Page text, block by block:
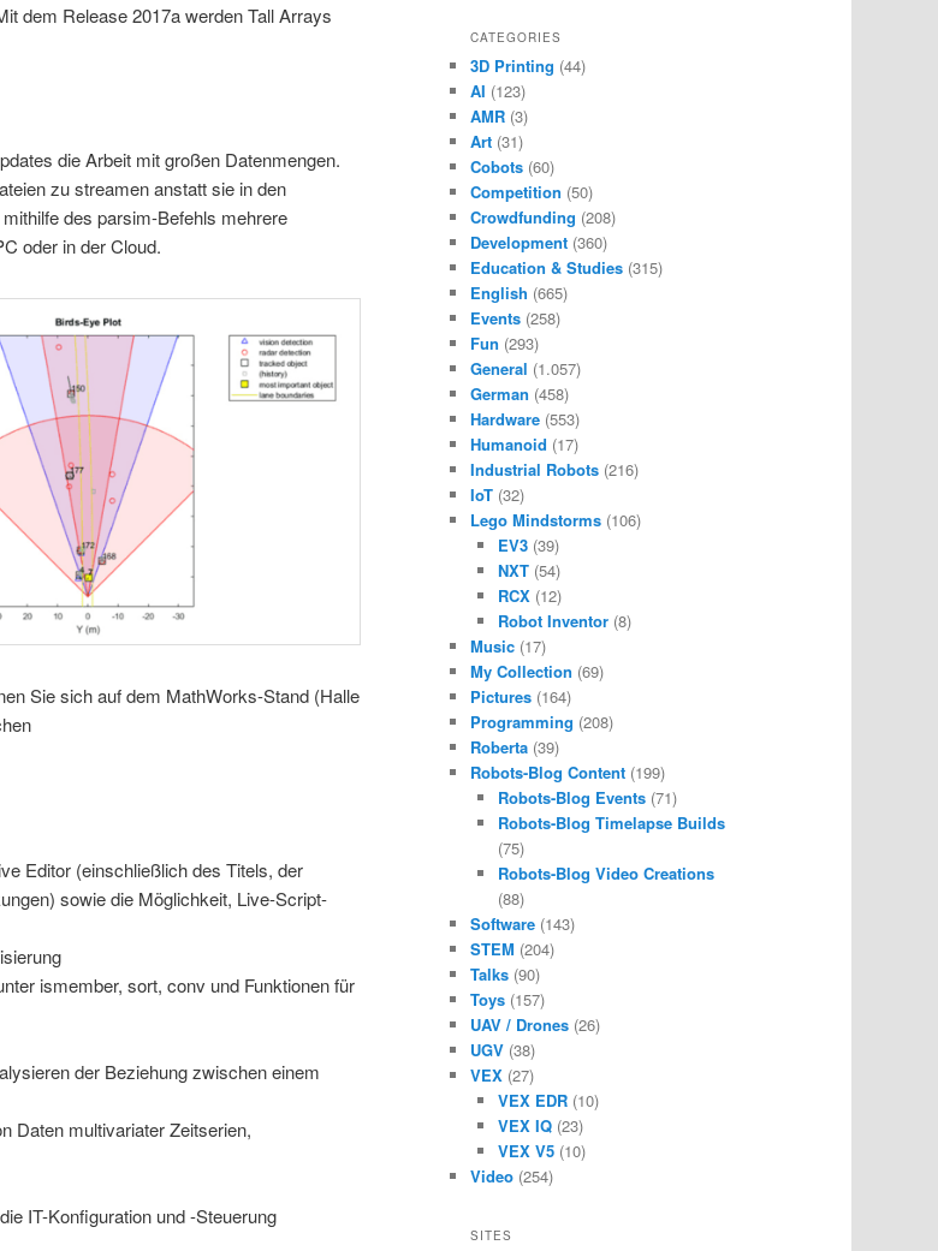
dem Release 2017a werden Tall Arrays
die Arbeit mit großen Datenmengen.
zu streamen anstatt sie in den
des parsim-Befehls mehrere
oder in der Cloud.
Sie sich auf dem MathWorks-Stand (Halle
Editor (einschließlich des Titels, der
sowie die Möglichkeit, Live-Script-
ismember, sort, conv und Funktionen für
der Beziehung zwischen einem
Daten multivariater Zeitserien,
IT-Konfiguration und -Steuerung
CATEGORIES
3D Printing (44)
AI (123)
AMR (3)
Art (31)
Cobots (60)
Competition (50)
Crowdfunding (208)
Development (360)
Education & Studies (315)
English (665)
Events (258)
Fun (293)
General (1.057)
German (458)
Hardware (553)
Humanoid (17)
Industrial Robots (216)
IoT (32)
Lego Mindstorms (106)
EV3(39)
NXT(54)
RCX(12)
Robot Inventor(8)
Music (17)
My Collection (69)
Pictures (164)
Programming (208)
Roberta (39)
Robots-Blog Content (199)
Robots-Blog Events(71)
Robots-Blog Timelapse Builds
(75)
Robots-Blog Video Creations
(88)
Software (143)
STEM (204)
Talks (90)
Toys (157)
UAV / Drones (26)
UGV (38)
VEX (27)
VEX EDR(10)
VEX IQ(23)
VEX V5(10)
Video (254)
SITES